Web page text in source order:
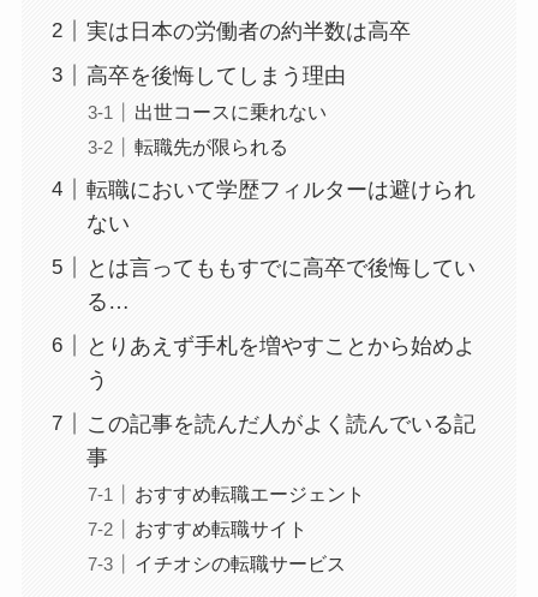
実は日本の労働者の約半数は高卒
高卒を後悔してしまう理由
出世コースに乗れない
転職先が限られる
転職において学歴フィルターは避けられ
ない
とは言ってももすでに高卒で後悔してい
る…
とりあえず手札を増やすことから始めよ
う
この記事を読んだ人がよく読んでいる記
事
おすすめ転職エージェント
おすすめ転職サイト
イチオシの転職サービス